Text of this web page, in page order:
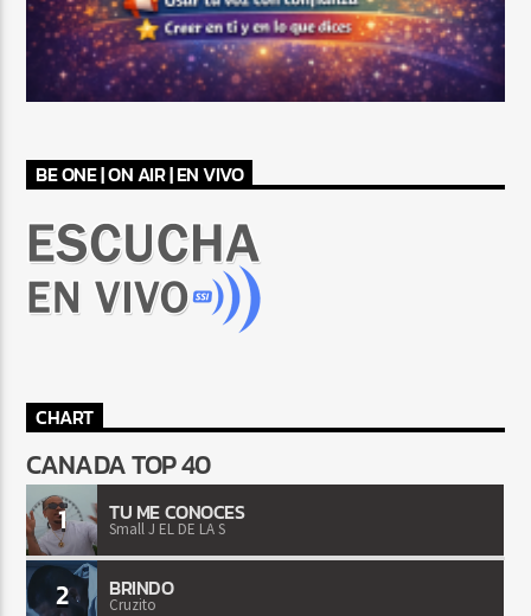
BE ONE | ON AIR | EN VIVO
CHART
CANADA TOP 40
1 TU ME CONOCES
Small J EL DE LA S
2 BRINDO
Cruzito